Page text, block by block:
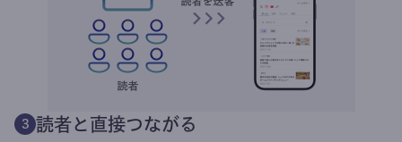
3 読者と直接つながる